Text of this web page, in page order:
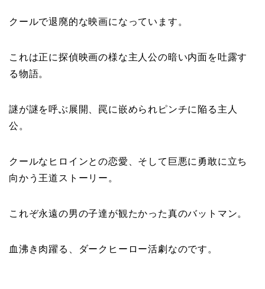
クールで退廃的な映画になっています。
これは正に探偵映画の様な主人公の暗い内面を吐露す
る物語。
謎が謎を呼ぶ展開、罠に嵌められピンチに陥る主人
公。
クールなヒロインとの恋愛、そして巨悪に勇敢に立ち
向かう王道ストーリー。
これぞ永遠の男の子達が観たかった真のバットマン。
血沸き肉躍る、ダークヒーロー活劇なのです。